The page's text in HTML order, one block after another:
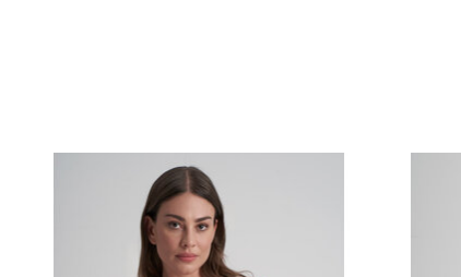
Items van productcarrousel